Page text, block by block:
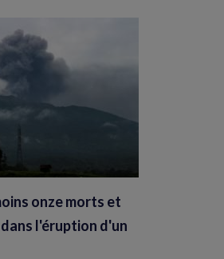
onze morts et
l'éruption d'un